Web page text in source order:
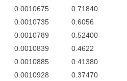
0.0010675 0.71840
0.0010735 0.6056
0.0010789 0.52400
0.0010839 0.4622
0.0010885 0.41380
0.0010928 0.37470